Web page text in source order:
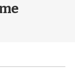
e